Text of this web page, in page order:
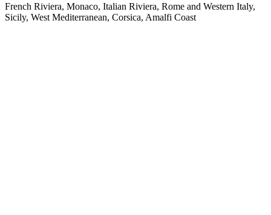
French Riviera, Monaco, Italian Riviera, Rome and Western Italy,
Sicily, West Mediterranean, Corsica, Amalfi Coast